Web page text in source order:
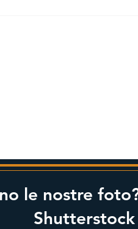
le nostre
Shutterstock